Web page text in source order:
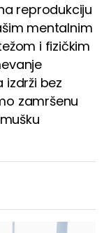
reprodukciju
mentalnim
i fizičkim
bez
zamršenu